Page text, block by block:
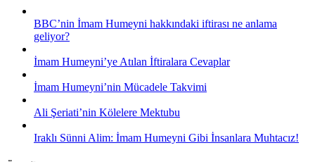
BBC’nin İmam Humeyni hakkındaki iftirası ne anlama
geliyor?
İmam Humeyni’ye Atılan İftiralara Cevaplar
İmam Humeyni’nin Mücadele Takvimi
Ali Şeriati’nin Kölelere Mektubu
Iraklı Sünni Alim: İmam Humeyni Gibi İnsanlara Muhtacız!